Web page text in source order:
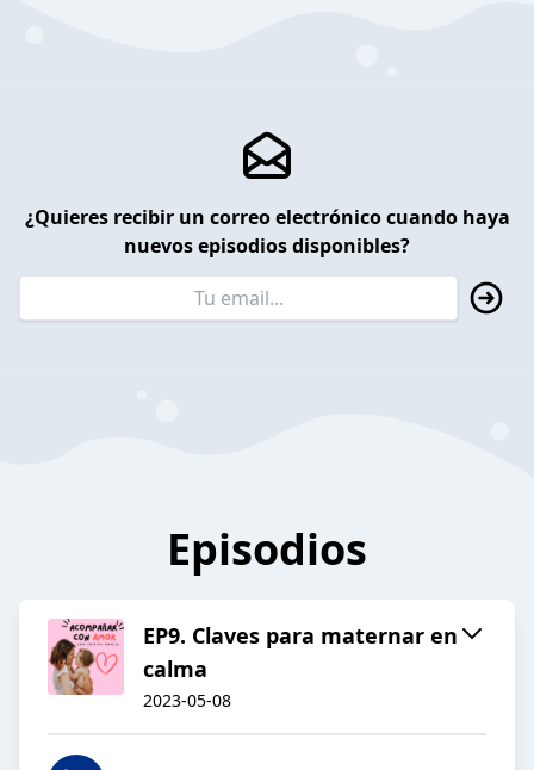
¿Quieres recibir un correo electrónico cuando haya
nuevos episodios disponibles?
Episodios
EP9. Claves para maternar en
calma
2023-05-08